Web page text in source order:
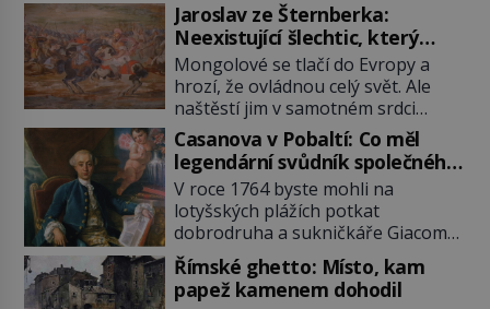
Jaroslav ze Šternberka:
Neexistující šlechtic, který
z Moravy vyžene Mongoly
Mongolové se tlačí do Evropy a
hrozí, že ovládnou celý svět. Ale
naštěstí jim v samotném srdci
Evropy stojí v cestě malé, ale silné
království, které dokáže
dobyvatelské hordy zastavit. Co
nedokáže žádná z asijských říší, co
nedokážou Němci – to dokáže
český král. Nebo že by ne?
Mongolové od roku 1223 postupují
podél Kaspického a Azovského
Casanova v Pobaltí: Co měl
legendární svůdník společného
se svobodnými zednáři?
V roce 1764 byste mohli na
lotyšských plážích potkat
dobrodruha a sukničkáře Giacoma
Casanovu. Jeho cesta k Baltskému
moři však nebyla turistickým
výletem, ale ryze pracovní cestou
Římské ghetto: Místo, kam
papež kamenem dohodil